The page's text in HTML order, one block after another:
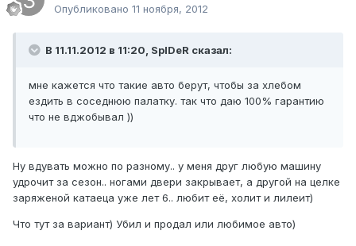
Опубликовано 11 ноября, 2012
В 11.11.2012 в 11:20, SpIDeR сказал:
мне кажется что такие авто берут, чтобы за хлебом
ездить в соседнюю палатку. так что даю 100% гарантию
что не вджобывал ))
Ну вдувать можно по разному.. у меня друг любую машину
удрочит за сезон.. ногами двери закрывает, а другой на целке
заряженой катаеца уже лет 6.. любит её, холит и лилеит)
Что тут за вариант) Убил и продал или любимое авто)